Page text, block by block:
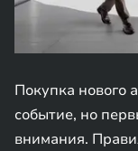
Покупка нового
событие, но
внимания.